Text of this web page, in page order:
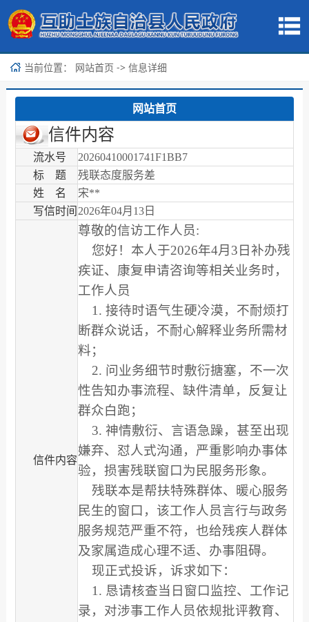
当前位置： 网站首页 -> 信息详细
网站首页
信件内容
流水号
20260410001741F1BB7
标 题
残联态度服务差
姓 名
宋**
写信时间 2026年04月13日
信件内容
尊敬的信访工作人员:
您好！本人于2026年4月3日补办残
疾证、康复申请咨询等相关业务时，
工作人员
1. 接待时语气生硬冷漠，不耐烦打
断群众说话，不耐心解释业务所需材
料；
2. 问业务细节时敷衍搪塞，不一次
性告知办事流程、缺件清单，反复让
群众白跑；
3. 神情敷衍、言语急躁，甚至出现
嫌弃、怼人式沟通，严重影响办事体
验，损害残联窗口为民服务形象。
残联本是帮扶特殊群体、暖心服务
民生的窗口，该工作人员言行与政务
服务规范严重不符，也给残疾人群体
及家属造成心理不适、办事阻碍。
现正式投诉，诉求如下：
1. 恳请核查当日窗口监控、工作记
录，对涉事工作人员依规批评教育、